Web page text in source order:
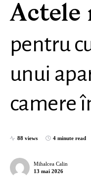
Actele
pentru
unui
camere
88 views 4 minute read
Mihalcea Calin
13 mai 2026